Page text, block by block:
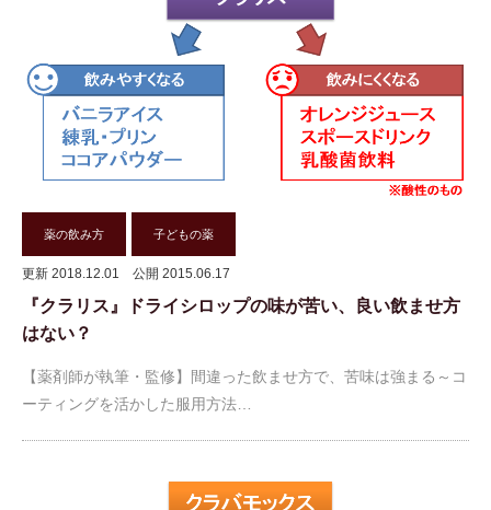
薬の飲み方 子どもの薬
更新 2018.12.01 公開 2015.06.17
『クラリス』ドライシロップの味が苦い、良い飲ませ方
はない？
【薬剤師が執筆・監修】間違った飲ませ方で、苦味は強まる～コ
ーティングを活かした服用方法…